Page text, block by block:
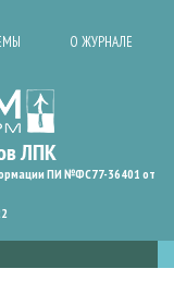
О ЖУРНАЛЕ
ПИ №ФС77-36401 от